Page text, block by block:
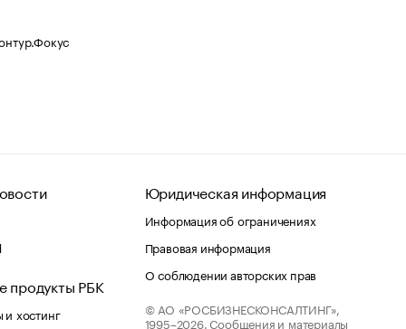
продукты РБК
хостинг
Юридическая информация
Информация об ограничениях
Правовая информация
О соблюдении авторских прав
© АО «РОСБИЗНЕСКОНСАЛТИНГ»,
1995–2026. Сообщения и материалы